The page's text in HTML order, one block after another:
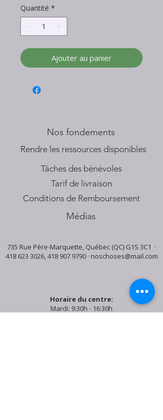
Quantité *
Ajouter au panier
Nos fondements
​Rendre les ressources disponibles
Tâches des bénévoles
Tarif de livraison
Conditions de Remboursement
Médias
735 Rue Père-Marquette, Québec (QC) G1S 3C1 ·
418 623 3026,418 907 9790· noschoses@mail.com
Horaire du centre:
Mardi: 9:30h - 16:30h